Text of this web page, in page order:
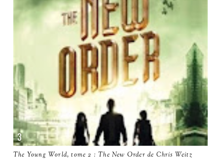
The Young World, tome 2 : The New Order de Chris Weitz